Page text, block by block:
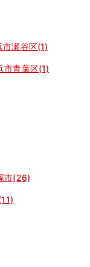
市瀬谷区(1)
市青葉区(1)
市(26)